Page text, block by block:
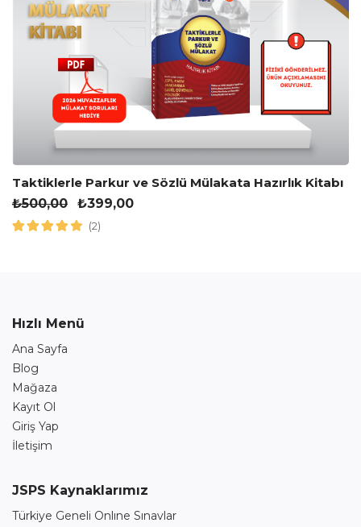
Taktiklerle Parkur ve Sözlü Mülakata Hazırlık Kitabı
₺500,00 ₺399,00
(2)
Hızlı Menü
Ana Sayfa
Blog
Mağaza
Kayıt Ol
Giriş Yap
İletişim
JSPS Kaynaklarımız
Türkiye Geneli Onlıne Sınavlar